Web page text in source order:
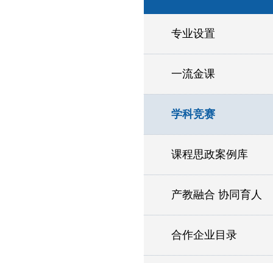
专业设置
一流金课
学科竞赛
课程思政案例库
产教融合 协同育人
合作企业目录